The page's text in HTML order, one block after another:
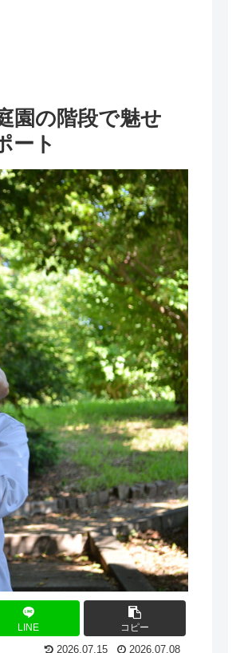
園の階段で魅せ
ート
LINE コピー
2026.07.15 2026.07.08